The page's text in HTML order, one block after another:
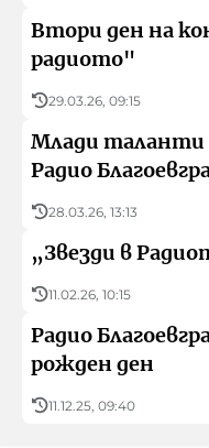
Втори ден на
радиото"
29.03.26, 09:15
Млади таланти
Радио
28.03.26, 13:13
„Звезди в
11.02.26, 10:15
Радио
рожден ден
11.12.25, 09:40